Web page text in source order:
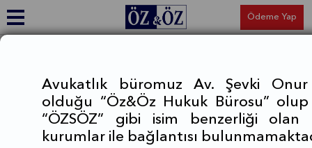
Avukatlık büromuz Av. Şevki Onur
olduğu “Öz&Öz Hukuk Bürosu” olup
“ÖZSÖZ” gibi isim benzerliği olan
kurumlar ile bağlantısı
Ödeme Yap
İdare Hukuku
Varlık sebebi ve amacı kamu yararını gerçekleştirmek olan
idarenin sahip olduğu üstünlük ve ayrıcalıklar karşısında
bireylerin hak ve hürriyetlerinin dengelenmesini amaçlayan idare